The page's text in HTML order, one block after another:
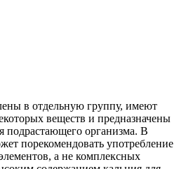
в отдельную группу, имеют
веществ и предназначены
подрастающего организма. В
порекомендовать употребление
а не комплексных